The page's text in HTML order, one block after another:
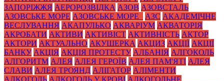
ЗАПОРІЖЖЯ АЕРОРОЗВІДКА АЗОВ АЗОВСТАЛЬ
АЗОВСЬКЕ МОРЕ АЗОВСЬКЕ МОРЕ_ АЗС АКАДЕМІЧНЕ
ВЕСЛУВАННЯ АКАПУЛЬКО АКВАРІУМ АКВАТОРІЯ
АКРОБАТИ АКТИВИ АКТИВІСТ АКТИВНІСТЬ АКТОР
АКТОРИ АКТУАЛЬНО АКУШЕРКА АКЦИЗ АКЦІЇ АКЦІЇ
БАНКУ АКЦІЯ АКЦІЯ ПРОТЕСТУ АЛБАНІЯ АЛГОКОЛЬ
АЛГОРИТМ АЛЕЯ АЛЕЯ ГЕРОЇВ АЛЕЯ ПАМ'ЯТІ АЛЕЯ
СЛАВИ АЛЕЯ ТРОЯНД АЛІГАТОР АЛІМЕНТИ
АЛКОГОЛЬ АЛКОГОЛЬ У КРОВІ АЛКОГОЛЬНЕ